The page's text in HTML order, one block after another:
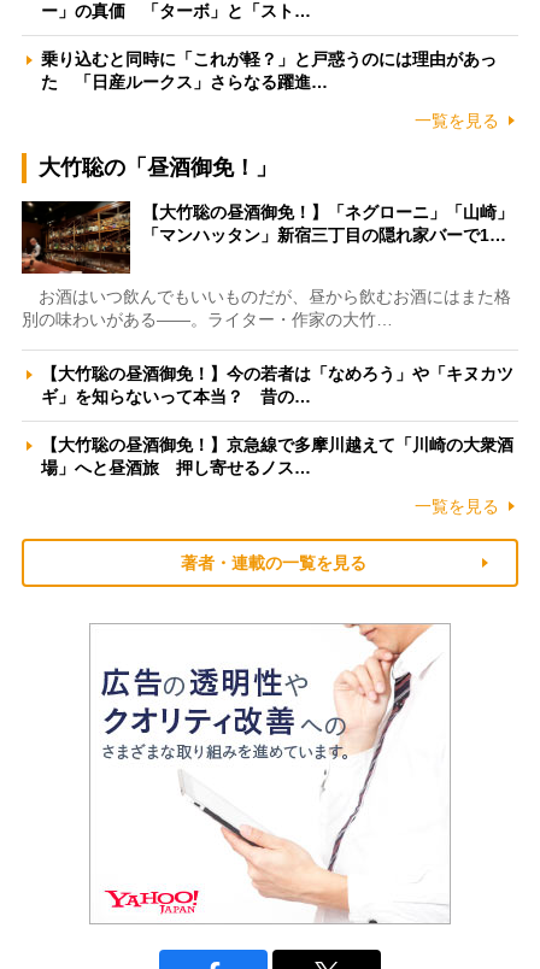
ー」の真価 「ターボ」と「スト…
乗り込むと同時に「これが軽？」と戸惑うのには理由があっ
た 「日産ルークス」さらなる躍進…
一覧を見る
大竹聡の「昼酒御免！」
【大竹聡の昼酒御免！】「ネグローニ」「山崎」
「マンハッタン」新宿三丁目の隠れ家バーで1…
お酒はいつ飲んでもいいものだが、昼から飲むお酒にはまた格
別の味わいがある――。ライター・作家の大竹…
【大竹聡の昼酒御免！】今の若者は「なめろう」や「キヌカツ
ギ」を知らないって本当？ 昔の…
【大竹聡の昼酒御免！】京急線で多摩川越えて「川崎の大衆酒
場」へと昼酒旅 押し寄せるノス…
一覧を見る
著者・連載の一覧を見る